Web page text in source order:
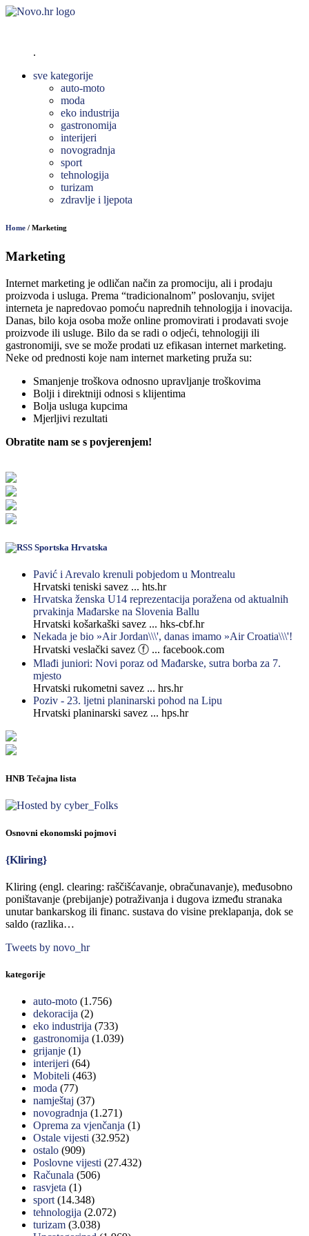
.
sve kategorije
auto-moto
moda
eko industrija
gastronomija
interijeri
novogradnja
sport
tehnologija
turizam
zdravlje i ljepota
Home / Marketing
Marketing
Internet marketing je odličan način za promociju, ali i prodaju
proizvoda i usluga. Prema “tradicionalnom” poslovanju, svijet
interneta je napredovao pomoću naprednih tehnologija i inovacija.
Danas, bilo koja osoba može online promovirati i prodavati svoje
proizvode ili usluge. Bilo da se radi o odjeći, tehnologiji ili
gastronomiji, sve se može prodati uz efikasan internet marketing.
Neke od prednosti koje nam internet marketing pruža su:
Smanjenje troškova odnosno upravljanje troškovima
Bolji i direktniji odnosi s klijentima
Bolja usluga kupcima
Mjerljivi rezultati
Obratite nam se s povjerenjem!
Sportska Hrvatska
Pavić i Arevalo krenuli pobjedom u Montrealu
Hrvatski teniski savez ... hts.hr
Hrvatska ženska U14 reprezentacija poražena od aktualnih
prvakinja Mađarske na Slovenia Ballu
Hrvatski košarkaški savez ... hks-cbf.hr
Nekada je bio »Air Jordan\\\', danas imamo »Air Croatia\\\'!
Hrvatski veslački savez ⓕ ... facebook.com
Mlađi juniori: Novi poraz od Mađarske, sutra borba za 7.
mjesto
Hrvatski rukometni savez ... hrs.hr
Poziv - 23. ljetni planinarski pohod na Lipu
Hrvatski planinarski savez ... hps.hr
HNB Tečajna lista
Osnovni ekonomski pojmovi
{Kliring}
Kliring (engl. clearing: raščišćavanje, obračunavanje), međusobno
poništavanje (prebijanje) potraživanja i dugova između stranaka
unutar bankarskog ili financ. sustava do visine preklapanja, dok se
saldo (razlika…
Tweets by novo_hr
kategorije
auto-moto (1.756)
dekoracija (2)
eko industrija (733)
gastronomija (1.039)
grijanje (1)
interijeri (64)
Mobiteli (463)
moda (77)
namještaj (37)
novogradnja (1.271)
Oprema za vjenčanja (1)
Ostale vijesti (32.952)
ostalo (909)
Poslovne vijesti (27.432)
Računala (506)
rasvjeta (1)
sport (14.348)
tehnologija (2.072)
turizam (3.038)